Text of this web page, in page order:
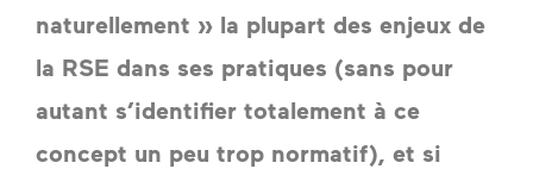
naturellement » la plupart des enjeux de
la RSE dans ses pratiques (sans pour
autant s’identifier totalement à ce
concept un peu trop normatif), et si